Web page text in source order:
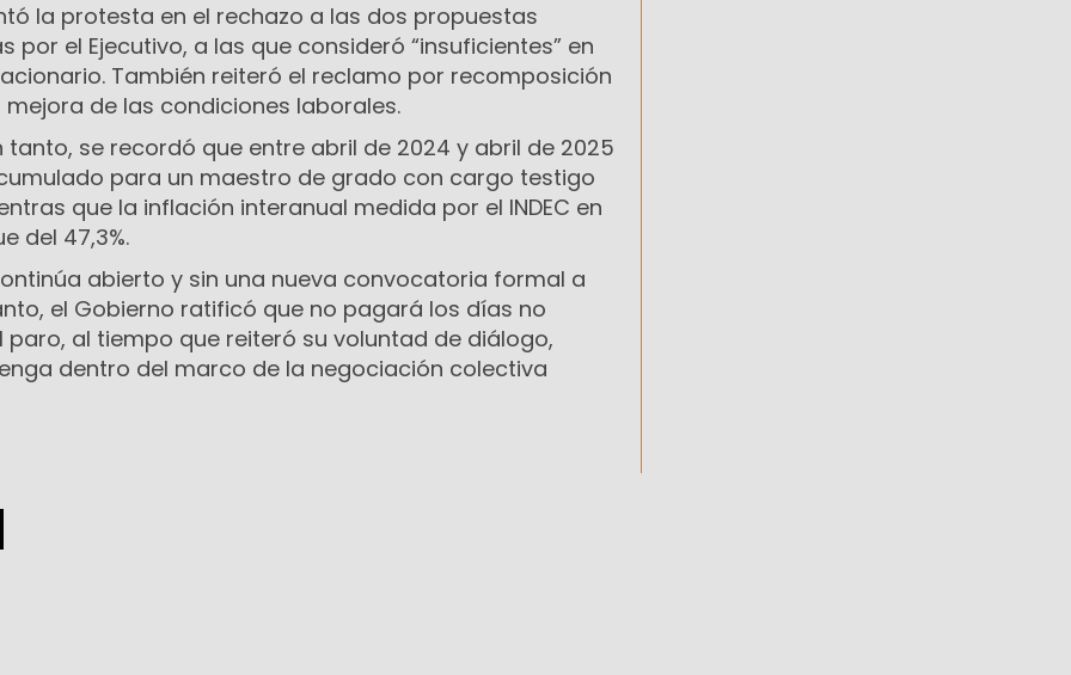
la protesta en el rechazo a las dos propuestas
por el Ejecutivo, a las que consideró “insuficientes” en
También reiteró el reclamo por recomposición
de las condiciones laborales.
tanto, se recordó que entre abril de 2024 y abril de 2025
para un maestro de grado con cargo testigo
que la inflación interanual medida por el INDEC en
del 47,3%.
abierto y sin una nueva convocatoria formal a
el Gobierno ratificó que no pagará los días no
al tiempo que reiteró su voluntad de diálogo,
dentro del marco de la negociación colectiva